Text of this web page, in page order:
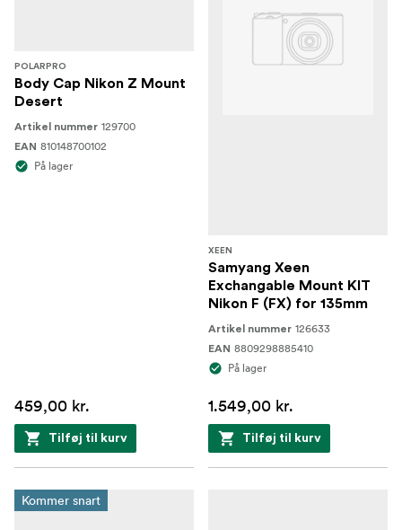
POLARPRO
Body Cap Nikon Z Mount
Desert
Artikel nummer 129700
EAN 810148700102
På lager
459,00 kr.
Tilføj til kurv
XEEN
Samyang Xeen
Exchangable Mount KIT
Nikon F (FX) for 135mm
Artikel nummer 126633
EAN 8809298885410
På lager
1.549,00 kr.
Tilføj til kurv
Kommer snart